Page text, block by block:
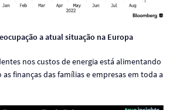
a atual situação na Europa
nos custos de energia está alimentando
finanças das famílias e empresas em toda a